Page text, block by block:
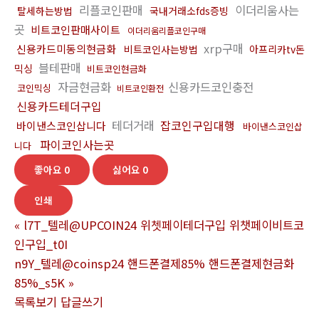
탈세하는방법 리플코인판매 국내거래소fds증빙
이더리움사는
곳 비트코인판매사이트 이더리움리플코인구매
신용카드미동의현금화 비트코인사는방법 xrp구매 아프리카tv돈
믹싱 블테판매 비트코인현금화
코인믹싱
자금현금화 비트코인환전 신용카드코인충전
신용카드테더구입
바이낸스코인삽니다 테더거래 잡코인구입대행
바이낸스코인삽
니다
파이코인사는곳
좋아요 0 싫어요 0
인쇄
« l7T_텔레@UPCOIN24 위쳇페이테더구입 위챗페이비트코
인구입_t0I
n9Y_텔레@coinsp24 핸드폰결제85% 핸드폰결제현금화
85%_s5K »
목록보기 답글쓰기